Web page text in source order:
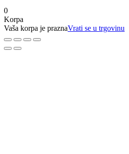
0
Korpa
Vaša korpa je praznaVrati se u trgovinu